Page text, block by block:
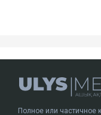
Полное или частичное